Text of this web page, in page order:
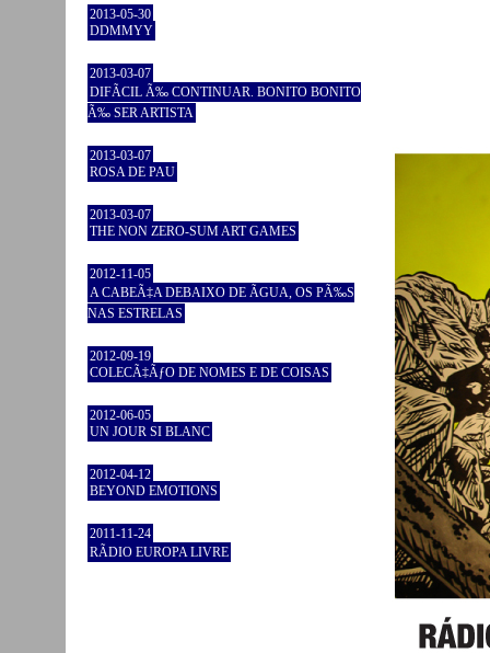
2013-05-30
DDMMYY
2013-03-07
DIFÃCIL Ã‰ CONTINUAR. BONITO BONITO
Ã‰ SER ARTISTA
2013-03-07
ROSA DE PAU
2013-03-07
THE NON ZERO-SUM ART GAMES
2012-11-05
A CABEÃ‡A DEBAIXO DE ÃGUA, OS PÃ‰S
NAS ESTRELAS
2012-09-19
COLECÃ‡ÃƒO DE NOMES E DE COISAS
2012-06-05
UN JOUR SI BLANC
2012-04-12
BEYOND EMOTIONS
2011-11-24
RÃDIO EUROPA LIVRE